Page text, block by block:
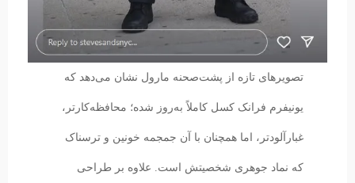
تصویرهای تازه از پشت‌صحنه مارول نشان می‌دهد که
یونیفرم فرانک کسل کاملاً به‌روز شده؛ محافظه‌کارتر،
غبارآلودتر، اما همچنان با آن جمجمه خونین و ترسناک
که نماد جوهری شخصیتش است. علاوه بر طراحی